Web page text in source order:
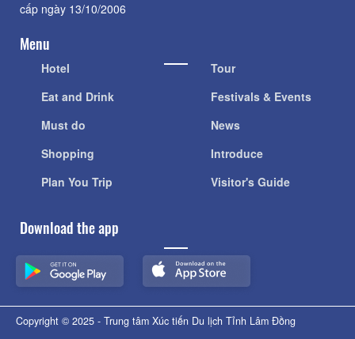
cấp ngày 13/10/2006
Menu
Hotel
Eat and Drink
Must do
Shopping
Plan You Trip
Tour
Festivals & Events
News
Introduce
Visitor's Guide
Download the app
Copyright © 2025 - Trung tâm Xúc tiến Du lịch Tỉnh Lâm Đồng